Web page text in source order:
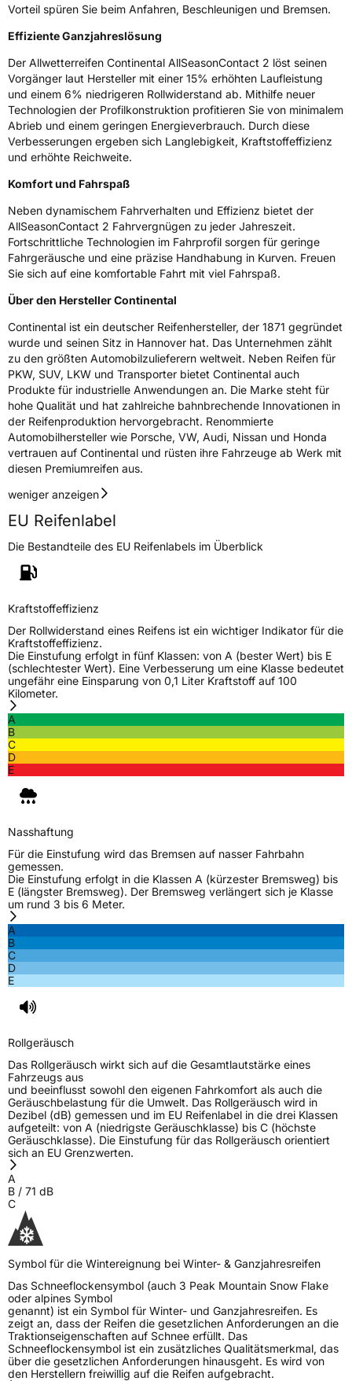
Vorteil spüren Sie beim Anfahren, Beschleunigen und Bremsen.
Effiziente Ganzjahreslösung
Der Allwetterreifen Continental AllSeasonContact 2 löst seinen
Vorgänger laut Hersteller mit einer 15% erhöhten Laufleistung
und einem 6% niedrigeren Rollwiderstand ab. Mithilfe neuer
Technologien der Profilkonstruktion profitieren Sie von minimalem
Abrieb und einem geringen Energieverbrauch. Durch diese
Verbesserungen ergeben sich Langlebigkeit, Kraftstoffeffizienz
und erhöhte Reichweite.
Komfort und Fahrspaß
Neben dynamischem Fahrverhalten und Effizienz bietet der
AllSeasonContact 2 Fahrvergnügen zu jeder Jahreszeit.
Fortschrittliche Technologien im Fahrprofil sorgen für geringe
Fahrgeräusche und eine präzise Handhabung in Kurven. Freuen
Sie sich auf eine komfortable Fahrt mit viel Fahrspaß.
Über den Hersteller Continental
Continental ist ein deutscher Reifenhersteller, der 1871 gegründet
wurde und seinen Sitz in Hannover hat. Das Unternehmen zählt
zu den größten Automobilzulieferern weltweit. Neben Reifen für
PKW, SUV, LKW und Transporter bietet Continental auch
Produkte für industrielle Anwendungen an. Die Marke steht für
hohe Qualität und hat zahlreiche bahnbrechende Innovationen in
der Reifenproduktion hervorgebracht. Renommierte
Automobilhersteller wie Porsche, VW, Audi, Nissan und Honda
vertrauen auf Continental und rüsten ihre Fahrzeuge ab Werk mit
diesen Premiumreifen aus.
weniger anzeigen
EU Reifenlabel
Die Bestandteile des EU Reifenlabels im Überblick
Kraftstoffeffizienz
Der Rollwiderstand eines Reifens ist ein wichtiger Indikator für die
Kraftstoffeffizienz.
Die Einstufung erfolgt in fünf Klassen: von A (bester Wert) bis E
(schlechtester Wert). Eine Verbesserung um eine Klasse bedeutet
ungefähr eine Einsparung von 0,1 Liter Kraftstoff auf 100
Kilometer.
A
B
C
D
E
Nasshaftung
Für die Einstufung wird das Bremsen auf nasser Fahrbahn
gemessen.
Die Einstufung erfolgt in die Klassen A (kürzester Bremsweg) bis
E (längster Bremsweg). Der Bremsweg verlängert sich je Klasse
um rund 3 bis 6 Meter.
A
B
C
D
E
Rollgeräusch
Das Rollgeräusch wirkt sich auf die Gesamtlautstärke eines
Fahrzeugs aus
und beeinflusst sowohl den eigenen Fahrkomfort als auch die
Geräuschbelastung für die Umwelt. Das Rollgeräusch wird in
Dezibel (dB) gemessen und im EU Reifenlabel in die drei Klassen
aufgeteilt: von A (niedrigste Geräuschklasse) bis C (höchste
Geräuschklasse). Die Einstufung für das Rollgeräusch orientiert
sich an EU Grenzwerten.
A
B / 71 dB
C
Symbol für die Wintereignung bei Winter- & Ganzjahresreifen
Das Schneeflockensymbol (auch 3 Peak Mountain Snow Flake
oder alpines Symbol
genannt) ist ein Symbol für Winter- und Ganzjahresreifen. Es
zeigt an, dass der Reifen die gesetzlichen Anforderungen an die
Traktionseigenschaften auf Schnee erfüllt. Das
Schneeflockensymbol ist ein zusätzliches Qualitätsmerkmal, das
über die gesetzlichen Anforderungen hinausgeht. Es wird von
den Herstellern freiwillig auf die Reifen aufgebracht.